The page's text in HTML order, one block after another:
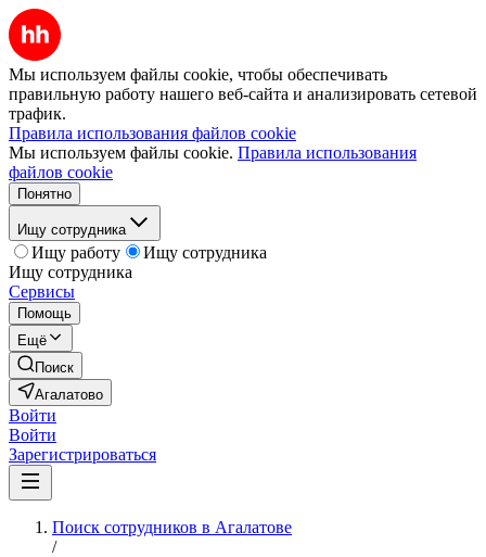
Мы используем файлы cookie, чтобы обеспечивать
правильную работу нашего веб-сайта и анализировать сетевой
трафик.
Правила использования файлов cookie
Мы используем файлы cookie. Правила использования
файлов cookie
Понятно
Ищу сотрудника
Ищу работу
Ищу сотрудника
Ищу сотрудника
Сервисы
Помощь
Ещё
Поиск
Агалатово
Войти
Войти
Зарегистрироваться
Поиск сотрудников в Агалатове
/